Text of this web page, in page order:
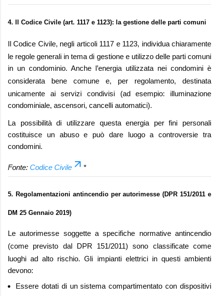
4. Il Codice Civile (art. 1117 e 1123): la gestione delle parti comuni
IlCodice Civile, negli articoli 1117 e 1123, individua chiaramente
le regole generali in tema di gestione e utilizzo delle parti comuni
in un condominio. Anche l’energia utilizzata nei condomini è
considerata bene comune e, per regolamento, destinata
unicamente ai servizi condivisi (ad esempio: illuminazione
condominiale, ascensori, cancelli automatici).
La possibilità di utilizzare questa energia per fini personali
costituisce un abuso e può dare luogo a controversie tra
condomini.
Fonte: Codice Civile *
5. Regolamentazioni antincendio per autorimesse (DPR 151/2011 e
DM 25 Gennaio 2019)
Le autorimesse soggette a specifiche normative antincendio
(come previsto dal DPR 151/2011) sono classificate come
luoghi ad alto rischio. Gli impianti elettrici in questi ambienti
devono:
Essere dotati di un sistemacompartimentato con dispositivi